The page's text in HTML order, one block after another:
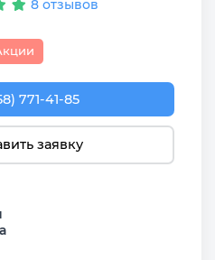
8 отзывов
771-41-85
заявку